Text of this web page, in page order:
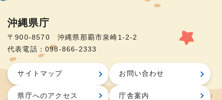
沖縄県庁
〒900-8570 沖縄県那覇市泉崎1-2-2
代表電話：098-866-2333
サイトマップ お問い合わせ
県庁へのアクセス 庁舎案内